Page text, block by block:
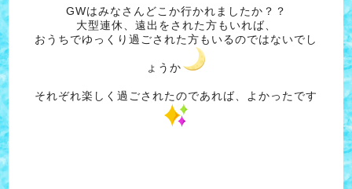
GWはみなさんどこか行かれましたか？？
大型連休、遠出をされた方もいれば、
おうちでゆっくり過ごされた方もいるのではないでし
ょうか
それぞれ楽しく過ごされたのであれば、よかったです